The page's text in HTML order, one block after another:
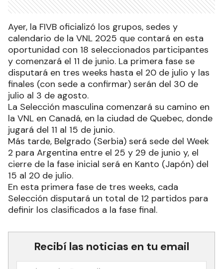
Ayer, la FIVB oficializó los grupos, sedes y
calendario de la VNL 2025 que contará en esta
oportunidad con 18 seleccionados participantes
y comenzará el 11 de junio. La primera fase se
disputará en tres weeks hasta el 20 de julio y las
finales (con sede a confirmar) serán del 30 de
julio al 3 de agosto.
La Selección masculina comenzará su camino en
la VNL en Canadá, en la ciudad de Quebec, donde
jugará del 11 al 15 de junio.
Más tarde, Belgrado (Serbia) será sede del Week
2 para Argentina entre el 25 y 29 de junio y, el
cierre de la fase inicial será en Kanto (Japón) del
15 al 20 de julio.
En esta primera fase de tres weeks, cada
Selección disputará un total de 12 partidos para
definir los clasificados a la fase final.
Recibí las noticias en tu email